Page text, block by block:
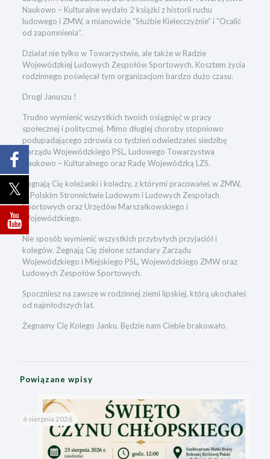
Naukowo – Kulturalne wydało 2 książki z historii ruchu
ludowego i ZMW, a mianowicie “Służbie Kielecczyźnie” i “Ocalić
od zapomnienia”.
Działał nie tylko w Towarzystwie, ale także w Radzie
Wojewódzkiej Ludowych Zespołów Sportowych. Kosztem życia
rodzinnego poświęcał tym organizacjom bardzo dużo czasu.
Drogi Januszu !
Trudno wymienić wszystkich twoich osiągnięć w pracy
społecznej i politycznej. Mimo długiej choroby stopniowo
podupadającego zdrowia co tydzień odwiedzałeś siedzibę
Zarządu Wojewódzkiego PSL, Ludowego Towarzystwa
Naukowo – Kulturalnego oraz Radę Wojewódzką LZS.
Żegnają Cię koleżanki i koledzy, z którymi pracowałeś w ZMW,
w Polskim Stronnictwie Ludowym i Ludowych Zespołach
Sportowych oraz Urzędów Marszałkowskiego i
Wojewódzkiego.
Nie sposób wymienić wszystkich przybyłych przyjaciół i
kolegów. Żegnają Cię zielone sztandary Zarządu
Wojewódzkiego i Miejskiego PSL, Wojewódzkiego ZMW oraz
Ludowych Zespołów Sportowych.
Spoczniesz na zawsze w rodzinnej ziemi lipskiej, którą ukochałeś
od najmłodszych lat.
Żegnamy Cię Kolego Janku. Będzie nam Ciebie brakowało.
Powiązane wpisy
6 sierpnia 2026